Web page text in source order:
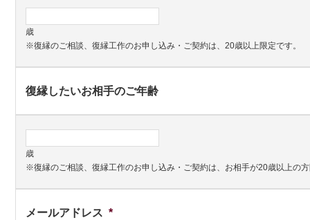
歳
※復縁のご相談、復縁工作のお申し込み・ご契約は、20歳以上限定です。
復縁したいお相手のご年齢
歳
※復縁のご相談、復縁工作のお申し込み・ご契約は、お相手が20歳以上の
メールアドレス *